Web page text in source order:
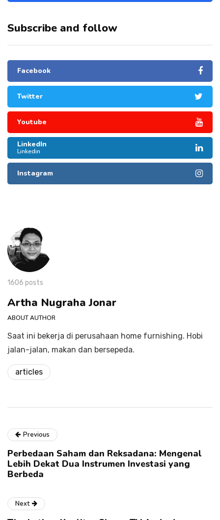
Subscribe and follow
Facebook
Twitter
Youtube
LinkedIn
Linkedin
Instagram
1606 posts
Artha Nugraha Jonar
ABOUT AUTHOR
Saat ini bekerja di perusahaan home furnishing. Hobi
jalan-jalan, makan dan bersepeda.
articles
Previous
Perbedaan Saham dan Reksadana: Mengenal
Lebih Dekat Dua Instrumen Investasi yang
Berbeda
Next